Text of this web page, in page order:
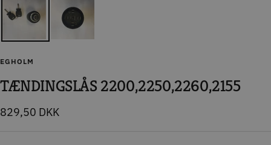
EGHOLM
TÆNDINGSLÅS 2200,2250,2260,2155
Tilbudspris
829,50 DKK